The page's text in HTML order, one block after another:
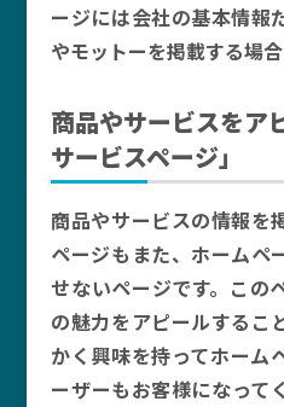
ージには会社の基本情報
やモットーを掲載する場合
商品やサービスをア
サービスページ」
商品やサービスの情報を
ページもまた、ホームペ
せないページです。この
の魅力をアピールするこ
かく興味を持ってホーム
ーザーもお客様になって